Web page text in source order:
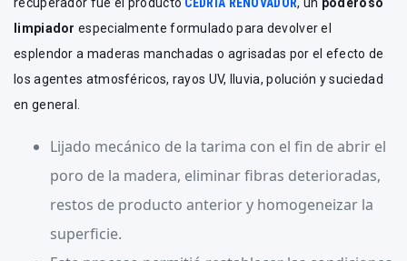
recuperador fue el producto CEDRIA RENOVADOR, un poderoso
limpiador especialmente formulado para devolver el
esplendor a maderas manchadas o agrisadas por el efecto de
los agentes atmosféricos, rayos UV, lluvia, polución y suciedad
en general.
Lijado mecánico de la tarima con el fin de abrir el
poro de la madera, eliminar fibras deterioradas,
restos de producto anterior y homogeneizar la
superficie.